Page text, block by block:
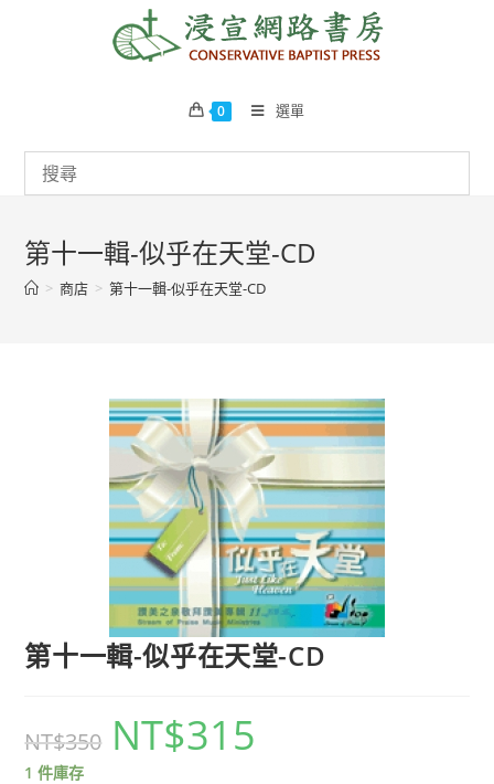
0 選單
第十一輯-似乎在天堂-CD
> 商店 > 第十一輯-似乎在天堂-CD
第十一輯-似乎在天堂-CD
NT$350 NT$315
1 件庫存